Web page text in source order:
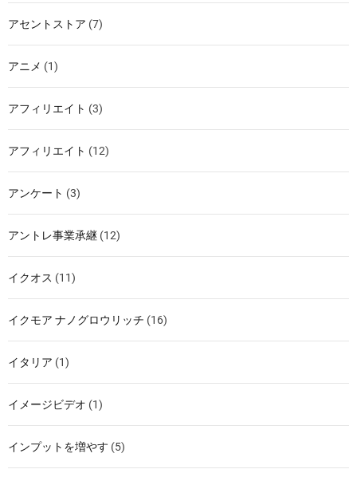
アセントストア (7)
アニメ (1)
アフィリエイト (3)
アフィリエイト (12)
アンケート (3)
アントレ事業承継 (12)
イクオス (11)
イクモア ナノグロウリッチ (16)
イタリア (1)
イメージビデオ (1)
インプットを増やす (5)